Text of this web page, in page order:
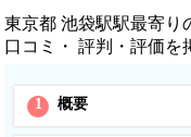
東京都 池袋駅駅最寄り
口コミ・ 評判・評価を
1 概要